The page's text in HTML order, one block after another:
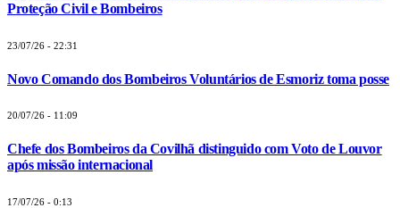
Proteção Civil e Bombeiros
23/07/26 - 22:31
Novo Comando dos Bombeiros Voluntários de Esmoriz toma posse
20/07/26 - 11:09
Chefe dos Bombeiros da Covilhã distinguido com Voto de Louvor
após missão internacional
17/07/26 - 0:13